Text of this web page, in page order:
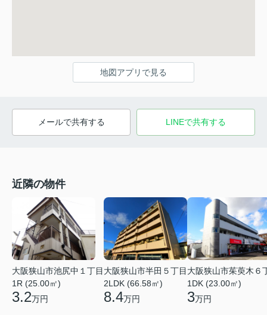
地図アプリで見る
メールで共有する LINEで共有する
近隣の物件
大阪狭山市池尻中１丁目
1R (25.00㎡)
3.2万円
大阪狭山市半田５丁目
2LDK (66.58㎡)
8.4万円
大阪狭山市茱萸木６
1DK (23.00㎡)
3万円